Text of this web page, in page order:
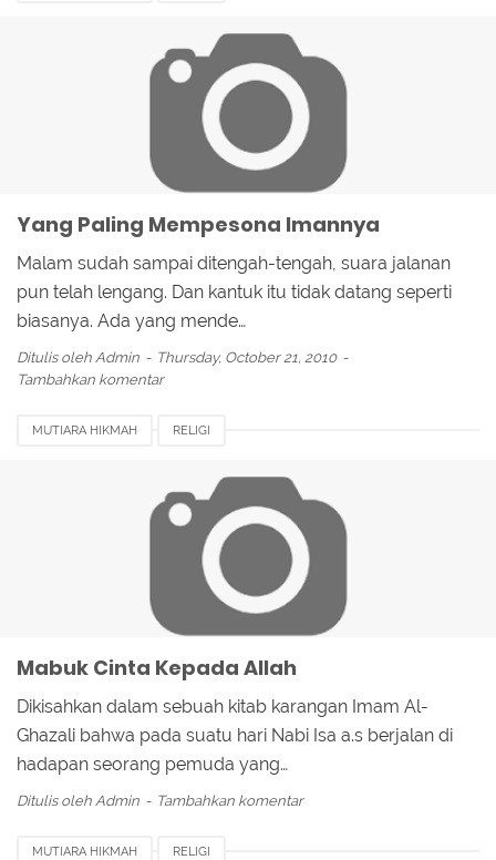
Yang Paling Mempesona Imannya
Malam sudah sampai ditengah-tengah, suara jalanan
pun telah lengang. Dan kantuk itu tidak datang seperti
biasanya. Ada yang mende…
Ditulis oleh Admin
Thursday, October 21, 2010
Tambahkan komentar
MUTIARA HIKMAH RELIGI
Mabuk Cinta Kepada Allah
Dikisahkan dalam sebuah kitab karangan Imam Al-
Ghazali bahwa pada suatu hari Nabi Isa a.s berjalan di
hadapan seorang pemuda yang…
Ditulis oleh Admin Tambahkan komentar
MUTIARA HIKMAH RELIGI